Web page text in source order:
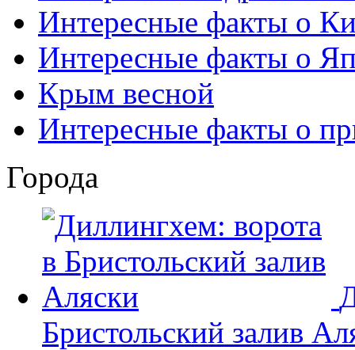
Интересные факты о
Интересные факты о
Крым весной
Интересные факты о
Города
Бристольский залив